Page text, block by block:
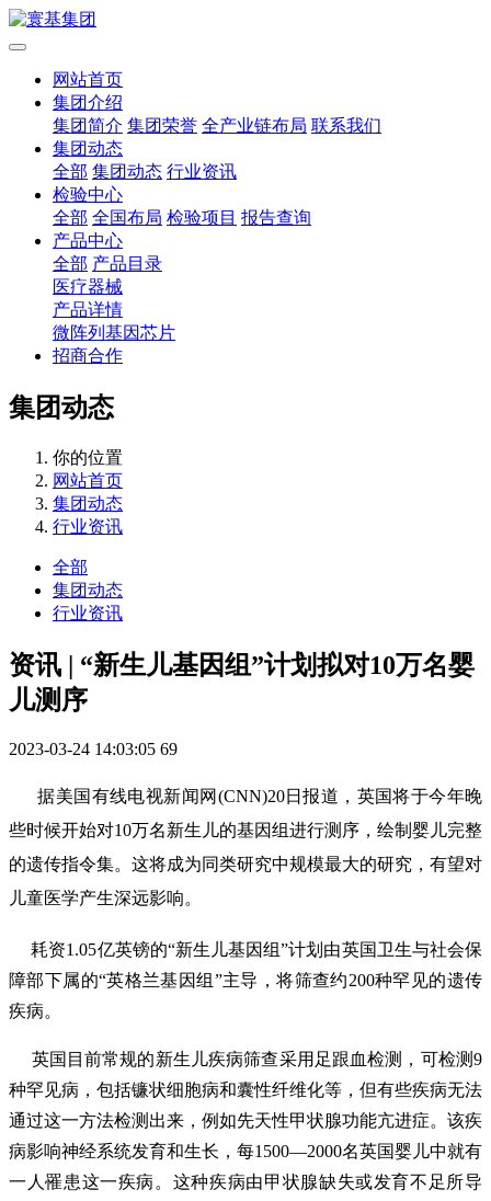
网站首页
集团介绍
集团简介 集团荣誉 全产业链布局 联系我们
集团动态
全部 集团动态 行业资讯
检验中心
全部 全国布局 检验项目 报告查询
产品中心
全部 产品目录
医疗器械
产品详情
微阵列基因芯片
招商合作
集团动态
你的位置
网站首页
集团动态
行业资讯
全部
集团动态
行业资讯
资讯 | “新生儿基因组”计划拟对10万名婴
儿测序
2023-03-24 14:03:05 69
据美国有线电视新闻网(CNN)20日报道，英国将于今年晚
些时候开始对10万名新生儿的基因组进行测序，绘制婴儿完整
的遗传指令集。这将成为同类研究中规模最大的研究，有望对
儿童医学产生深远影响。
耗资1.05亿英镑的“新生儿基因组”计划由英国卫生与社会保
障部下属的“英格兰基因组”主导，将筛查约200种罕见的遗传
疾病。
英国目前常规的新生儿疾病筛查采用足跟血检测，可检测9
种罕见病，包括镰状细胞病和囊性纤维化等，但有些疾病无法
通过这一方法检测出来，例如先天性甲状腺功能亢进症。该疾
病影响神经系统发育和生长，每1500—2000名英国婴儿中就有
一人罹患这一疾病。这种疾病由甲状腺缺失或发育不足所导